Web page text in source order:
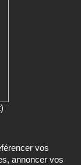
vos
annoncer vos